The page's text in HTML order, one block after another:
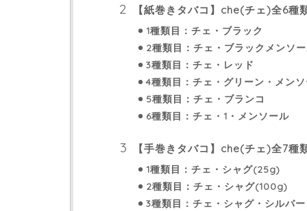
【紙巻きタバコ】che(チェ)全6種
1種類目：チェ・ブラック
2種類目：チェ・ブラックメンソ
3種類目：チェ・レッド
4種類目：チェ・グリーン・メン
5種類目：チェ・ブランコ
6種類目：チェ・1・メンソール
【手巻きタバコ】che(チェ)全7種
1種類目：チェ・シャグ(25g)
2種類目：チェ・シャグ(100g)
3種類目：チェ・シャグ・シルバー